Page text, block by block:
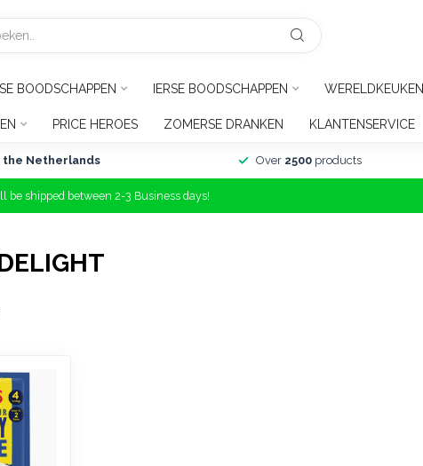
BOODSCHAPPEN IERSE BOODSCHAPPEN WERELDKEUKEN
PRICE HEROES ZOMERSE DRANKEN KLANTENSERVICE
the Netherlands Over 2500products
shipped between 2-3 Business days!